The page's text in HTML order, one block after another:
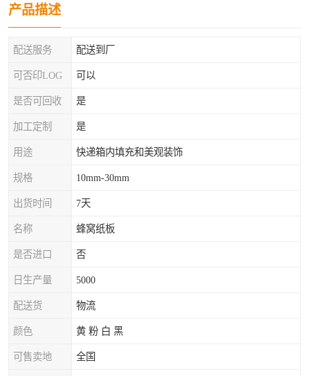
产品描述
配送服务 配送到厂
可否印LOG 可以
是否可回收 是
加工定制 是
用途 快递箱内填充和美观装饰
规格 10mm-30mm
出货时间 7天
名称 蜂窝纸板
是否进口 否
日生产量 5000
配送货 物流
颜色 黄 粉 白 黑
可售卖地 全国